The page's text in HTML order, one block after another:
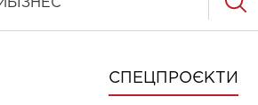
БІЗНЕС
СПЕЦПРОЄКТИ